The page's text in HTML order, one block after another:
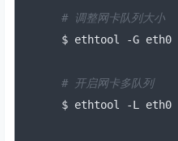
# 调整网卡队列大小
$ ethtool
-G eth0
# 开启网卡多队列
$ ethtool
-L eth0